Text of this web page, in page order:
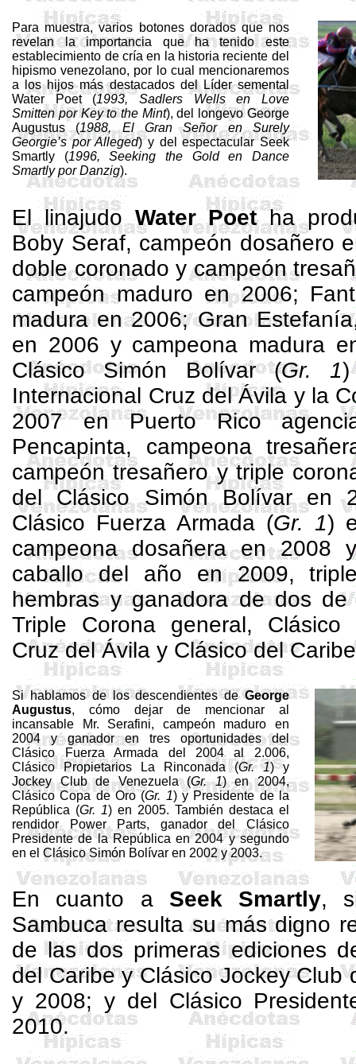
Para muestra, varios botones dorados que nos
revelan la importancia que ha tenido este
establecimiento de cría en la historia reciente del
hipismo venezolano, por lo cual mencionaremos
a los hijos más destacados del Líder semental
Water
Poet(1993,Sadlers Wells enLove
SmittenporKey to the Mint), del longevo George
Augustus(1988, El Gran Señor enSurely
Georgie’sporAlleged) y del espectacularSeek
Smartly (1996,Seeking the Gold en Dance
Smartlypor Danzig).
El linajudoWater Poetha
Boby Seraf, campeón dosañero
doble coronado y campeón
campeón maduro en 2006;
madura en 2006; Gran
en 2006 y campeona madura
Clásico Simón Bolívar (Gr. 1
Internacional Cruz del Ávila y la
2007 en Puerto Rico
Pencapinta, campeona
campeóntresañeroy triple
del Clásico Simón Bolívar en
Clásico Fuerza Armada (Gr. 1)
campeonadosañeraen 2008
caballo del año en 2009,
hembras y ganadora de dos
Triple Corona general, Clásico
Cruz del Ávila y Clásico del
Si hablamos de los descendientes deGeorge
Augustus, cómo dejar de mencionar al
incansable Mr. Serafini, campeón maduro en
2004 y ganador en tres oportunidades del
Clásico Fuerza Armada del 2004 al 2.006,
Clásico Propietarios La Rinconada (Gr. 1) y
Jockey Club de Venezuela (Gr. 1) en 2004,
Clásico Copa de Oro (Gr. 1) y Presidente de la
República (Gr. 1) en 2005. También destaca el
rendidor
Power Parts, ganador del Clásico
Presidente de la República en 2004 y segundo
en el Clásico Simón Bolívar en 2002 y 2003.
En cuanto a Seek Smartly,
Sambuca resulta su más digno
de las dos primeras ediciones
del Caribe y Clásico Jockey Club
y 2008; y del Clásico
2010.